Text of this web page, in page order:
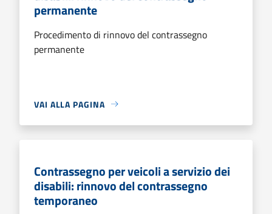
permanente
Procedimento di rinnovo del contrassegno
permanente
VAI ALLA PAGINA
Contrassegno per veicoli a servizio dei
disabili: rinnovo del contrassegno
temporaneo